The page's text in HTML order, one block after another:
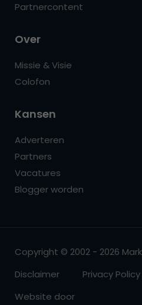
Partnercontent
Over
Missie & Visie
Colofon
Kansen
Adverteren
Partners
Vacatures
Blogger worden
Copyright © 2002 - 2026
Disclaimer
Privacy Policy
Website door